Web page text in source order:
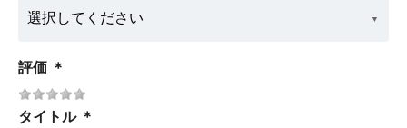
評価 ＊
タイトル ＊